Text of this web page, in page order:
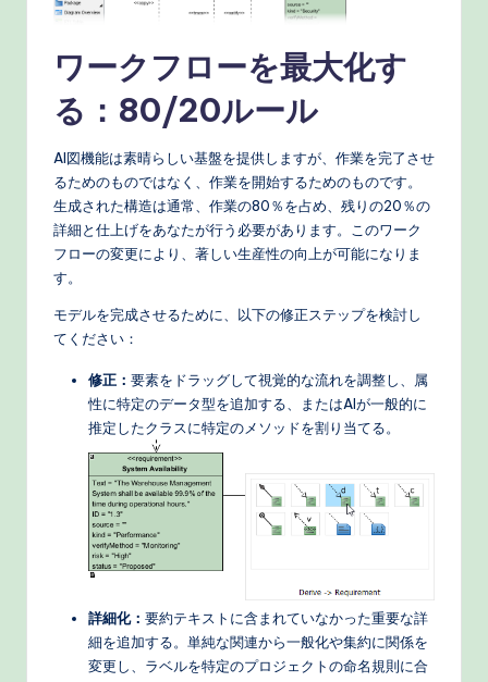
ワークフローを最大化す
る：80/20ルール
AI図機能は素晴らしい基盤を提供しますが、作業を完了させ
るためのものではなく、作業を開始するためのものです。
生成された構造は通常、作業の80％を占め、残りの20％の
詳細と仕上げをあなたが行う必要があります。このワーク
フローの変更により、著しい生産性の向上が可能になりま
す。
モデルを完成させるために、以下の修正ステップを検討し
てください：
修正： 要素をドラッグして視覚的な流れを調整し、属
性に特定のデータ型を追加する、またはAIが一般的に
推定したクラスに特定のメソッドを割り当てる。
詳細化： 要約テキストに含まれていなかった重要な詳
細を追加する。単純な関連から一般化や集約に関係を
変更し、ラベルを特定のプロジェクトの命名規則に合